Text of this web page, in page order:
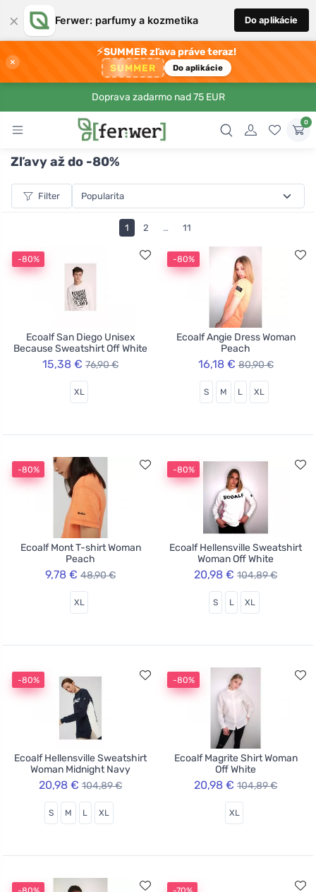
× Ferwer: parfumy a kozmetika Do aplikácie
×
⚡SUMMER zľava práve teraz!
SUMMER Do aplikácie
Doprava zadarmo nad 75 EUR
0
Zľavy až do -80%
Filter
1 2 … 11
-80%
Ecoalf San Diego Unisex
Because Sweatshirt Off White
15,38 € 76,90 €
XL
-80%
Ecoalf Angie Dress Woman
Peach
16,18 € 80,90 €
S M L XL
-80%
Ecoalf Mont T-shirt Woman
Peach
9,78 € 48,90 €
XL
-80%
Ecoalf Hellensville Sweatshirt
Woman Off White
20,98 € 104,89 €
S L XL
-80%
Ecoalf Hellensville Sweatshirt
Woman Midnight Navy
20,98 € 104,89 €
S M L XL
-80%
Ecoalf Magrite Shirt Woman
Off White
20,98 € 104,89 €
XL